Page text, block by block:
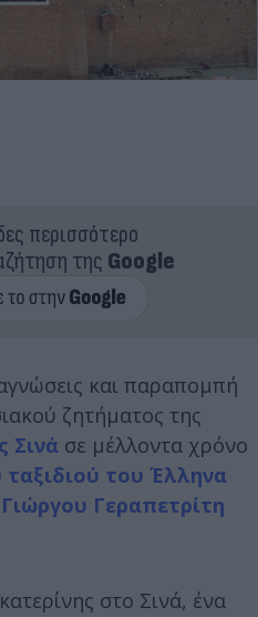
περισσότερο
της Google
και παραπομπή
ζητήματος της
Σινά σε μέλλοντα χρόνο
ταξιδιού του Έλληνα
Γεραπετρίτη
στο Σινά, ένα